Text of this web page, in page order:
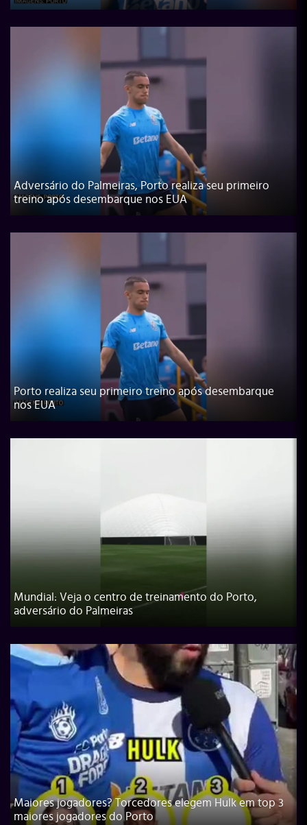
Adversário do Palmeiras, Porto realiza seu primeiro
treino após desembarque nos EUA
Porto realiza seu primeiro treino após desembarque
nos EUA
Mundial: Veja o centro de treinamento do Porto,
adversário do Palmeiras
Maiores jogadores? Torcedores elegem Hulk em top 3
maiores jogadores do Porto